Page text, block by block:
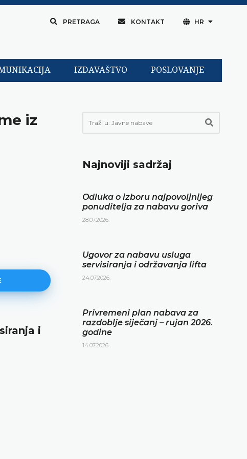
PRETRAGA KONTAKT HR
IZDAVAŠTVO POSLOVANJE
iz
i
Privremeni plan nabava za
siječanj – rujan 2026. godine
Najnoviji sadržaj
Odluka o izboru najpovoljnijeg
ponuditelja za nabavu goriva
28.07.2026.
Ugovor za nabavu usluga
servisiranja i održavanja lifta
24.07.2026.
Privremeni plan nabava za
razdoblje siječanj – rujan 2026.
godine
14.07.2026.